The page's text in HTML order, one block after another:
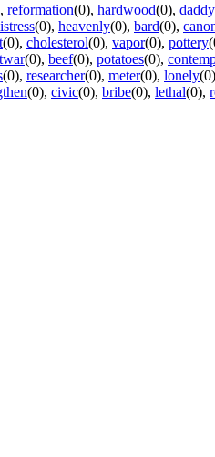
, reformation(0), hardwood(0), daddy
(0), heavenly(0), bard(0),
(0), cholesterol(0), vapor(0), pottery
(0), beef(0), potatoes(0),
(0), researcher(0), meter(0), lonely(0)
(0), civic(0), bribe(0), lethal(0),